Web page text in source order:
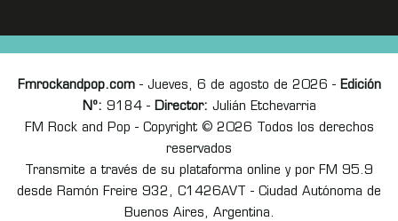
Fmrockandpop.com- Jueves, 6 de agosto de 2026 - Edición
Nº: 9184 - Director: Julián Etchevarria
FM Rock and Pop - Copyright © 2026 Todos los derechos
reservados
Transmite a través de su plataforma online y por FM 95.9
desde Ramón Freire 932, C1426AVT - Ciudad Autónoma de
Buenos Aires, Argentina.